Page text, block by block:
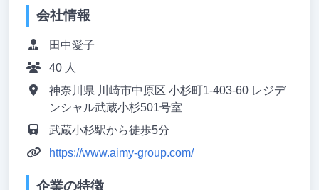
会社情報
田中愛子
40 人
神奈川県 川崎市中原区 小杉町1-403-60 レジデ
ンシャル武蔵小杉501号室
武蔵小杉駅から徒歩5分
https://www.aimy-group.com/
企業の特徴